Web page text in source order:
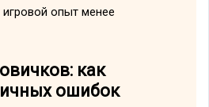
игровой опыт менее
как
ошибок